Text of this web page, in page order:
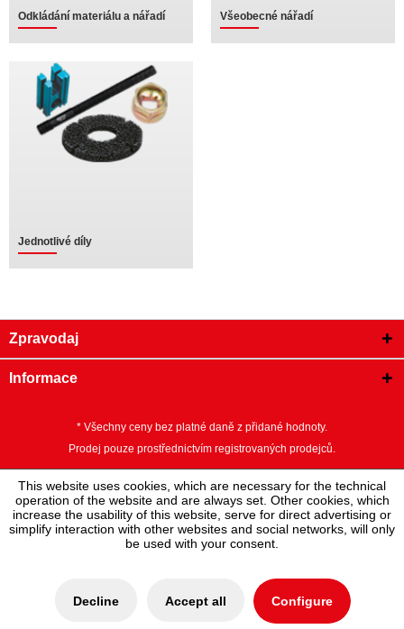
Odkládání materiálu a nářadí Všeobecné nářadí
Jednotlivé díly
Zpravodaj
Informace
* Všechny ceny bez platné daně z přidané hodnoty.
Prodej pouze prostřednictvím registrovaných prodejců.
This website uses cookies, which are necessary for the technical
operation of the website and are always set. Other cookies, which
increase the usability of this website, serve for direct advertising or
simplify interaction with other websites and social networks, will only
be used with your consent.
Decline Accept all Configure